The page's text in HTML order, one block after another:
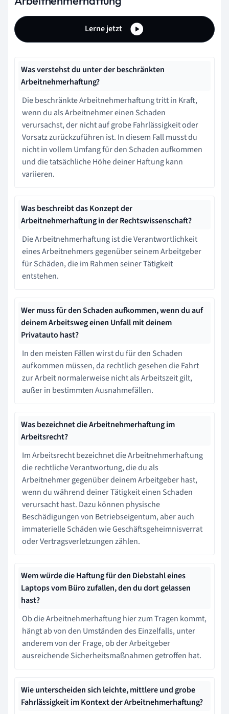
Lerne jetzt
Was verstehst du unter der beschränkten
Arbeitnehmerhaftung?
Die beschränkte Arbeitnehmerhaftung tritt in Kraft,
wenn du als Arbeitnehmer einen Schaden
verursachst, der nicht auf grobe Fahrlässigkeit oder
Vorsatz zurückzuführen ist. In diesem Fall musst du
nicht in vollem Umfang für den Schaden aufkommen
und die tatsächliche Höhe deiner Haftung kann
variieren.
Was beschreibt das Konzept der
Arbeitnehmerhaftung in der Rechtswissenschaft?
Die Arbeitnehmerhaftung ist die Verantwortlichkeit
eines Arbeitnehmers gegenüber seinem Arbeitgeber
für Schäden, die im Rahmen seiner Tätigkeit
entstehen.
Wer muss für den Schaden aufkommen, wenn du auf
deinem Arbeitsweg einen Unfall mit deinem
Privatauto hast?
In den meisten Fällen wirst du für den Schaden
aufkommen müssen, da rechtlich gesehen die Fahrt
zur Arbeit normalerweise nicht als Arbeitszeit gilt,
außer in bestimmten Ausnahmefällen.
Was bezeichnet die Arbeitnehmerhaftung im
Arbeitsrecht?
Im Arbeitsrecht bezeichnet die Arbeitnehmerhaftung
die rechtliche Verantwortung, die du als
Arbeitnehmer gegenüber deinem Arbeitgeber hast,
wenn du während deiner Tätigkeit einen Schaden
verursacht hast. Dazu können physische
Beschädigungen von Betriebseigentum, aber auch
immaterielle Schäden wie Geschäftsgeheimnisverrat
oder Vertragsverletzungen zählen.
Wem würde die Haftung für den Diebstahl eines
Laptops vom Büro zufallen, den du dort gelassen
hast?
Ob die Arbeitnehmerhaftung hier zum Tragen kommt,
hängt ab von den Umständen des Einzelfalls, unter
anderem von der Frage, ob der Arbeitgeber
ausreichende Sicherheitsmaßnahmen getroffen hat.
Wie unterscheiden sich leichte, mittlere und grobe
Fahrlässigkeit im Kontext der Arbeitnehmerhaftung?